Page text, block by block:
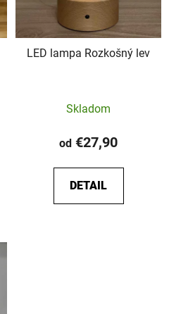
LED lampa Rozkošný lev
hodnotenie
produktu
5,0
z
Skladom
od €27,90
DETAIL